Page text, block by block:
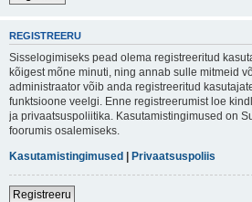
REGISTREERU
Sisselogimiseks pead olema registreeritud
kõigest mõne minuti, ning annab sulle mitmeid
administraator võib anda registreeritud
funktsioone veelgi. Enne registreerumist loe
ja privaatsuspoliitika. Kasutamistingimused on
foorumis osalemiseks.
Kasutamistingimused | Privaatsuspoliis
Registreeru